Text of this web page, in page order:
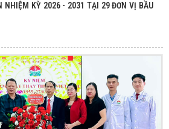
NHIỆM KỲ 2026 - 2031 TẠI 29 ĐƠN VỊ BẦU